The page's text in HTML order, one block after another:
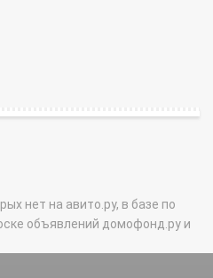
нет на авито.ру, в базе по
объявлений домофонд.ру и